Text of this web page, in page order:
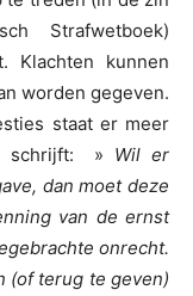
Strafwetboek)
Klachten kunnen
worden gegeven.
staat er meer
schrijft: » Wil er
dan moet deze
van de ernst
onrecht.
(of terug te geven)